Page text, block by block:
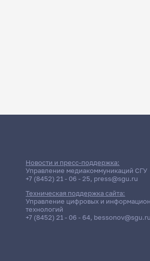
Новости и пресс-поддержка:
Управление медиакоммуникаций СГУ
+7 (8452) 21 - 06 - 25, press@sgu.ru
Техническая поддержка сайта:
Управление цифровых и
технологий
+7 (8452) 21 - 06 - 64, bessonov@sgu.ru